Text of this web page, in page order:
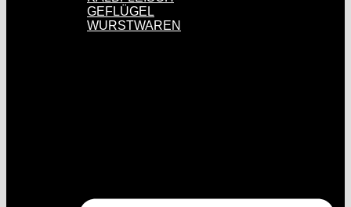
GEFLÜGEL
WURSTWAREN